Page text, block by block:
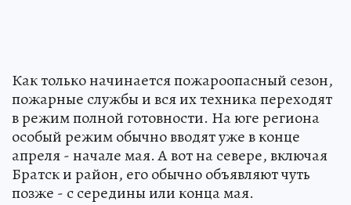
Как только начинается пожароопасный сезон,
пожарные службы и вся их техника переходят
в режим полной готовности. На юге региона
особый режим обычно вводят уже в конце
апреля - начале мая. А вот на севере, включая
Братск и район, его обычно объявляют чуть
позже - с середины или конца мая.